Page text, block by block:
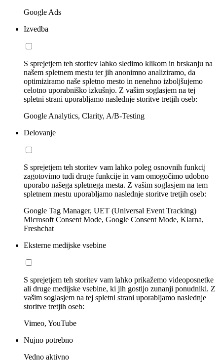
Google Ads
Izvedba
S sprejetjem teh storitev lahko sledimo klikom in brskanju na
našem spletnem mestu ter jih anonimno analiziramo, da
optimiziramo naše spletno mesto in nenehno izboljšujemo
celotno uporabniško izkušnjo. Z vašim soglasjem na tej
spletni strani uporabljamo naslednje storitve tretjih oseb:
Google Analytics, Clarity, A/B-Testing
Delovanje
S sprejetjem teh storitev vam lahko poleg osnovnih funkcij
zagotovimo tudi druge funkcije in vam omogočimo udobno
uporabo našega spletnega mesta. Z vašim soglasjem na tem
spletnem mestu uporabljamo naslednje storitve tretjih oseb:
Google Tag Manager, UET (Universal Event Tracking)
Microsoft Consent Mode, Google Consent Mode, Klarna,
Freshchat
Eksterne medijske vsebine
S sprejetjem teh storitev vam lahko prikažemo videoposnetke
ali druge medijske vsebine, ki jih gostijo zunanji ponudniki. Z
vašim soglasjem na tej spletni strani uporabljamo naslednje
storitve tretjih oseb:
Vimeo, YouTube
Nujno potrebno
Vedno aktivno